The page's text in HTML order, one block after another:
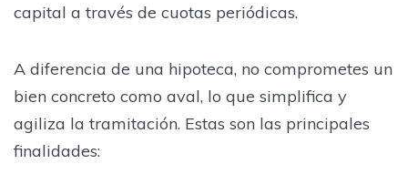
capital a través de cuotas periódicas.
A diferencia de una hipoteca, no comprometes un
bien concreto como aval, lo que simplifica y
agiliza la tramitación. Estas son las principales
finalidades: